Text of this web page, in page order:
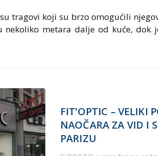
tragovi koji su brzo omogućili
nekoliko metara dalje od kuće, dok
FIT’OPTIC – VELIKI
NAOČARA ZA VID I
PARIZU